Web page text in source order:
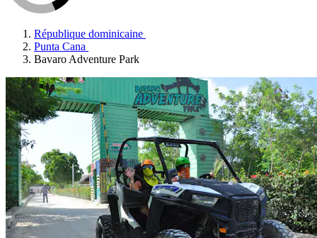
République dominicaine
Punta Cana
Bavaro Adventure Park